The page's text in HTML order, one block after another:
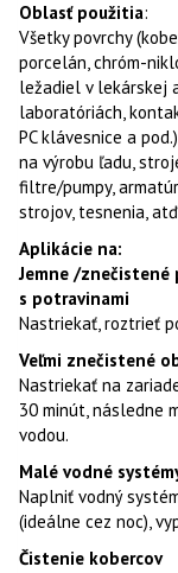
Oblasť použitia:
Všetky povrchy
porcelán, chróm-
ležadiel v lekárskej
laboratóriách,
PC klávesnice a
na výrobu ľadu,
filtre/pumpy,
strojov, tesnenia,
Aplikácie na:
Jemne /
s potravinami
Nastriekať, roztrieť
Veľmi znečistené
Nastriekať na
30 minút, následne
vodou.
Malé vodné
Naplniť vodný
(ideálne cez noc),
Čistenie kobercov